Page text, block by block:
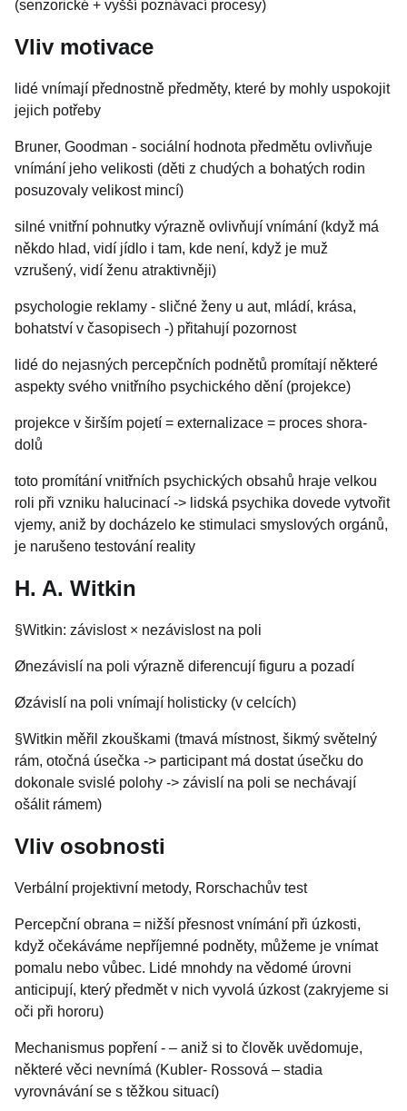
(senzorické + vyšší poznávací procesy)
Vliv motivace
lidé vnímají přednostně předměty, které by mohly uspokojit
jejich potřeby
Bruner, Goodman - sociální hodnota předmětu ovlivňuje
vnímání jeho velikosti (děti z chudých a bohatých rodin
posuzovaly velikost mincí)
silné vnitřní pohnutky výrazně ovlivňují vnímání (když má
někdo hlad, vidí jídlo i tam, kde není, když je muž
vzrušený, vidí ženu atraktivněji)
psychologie reklamy - sličné ženy u aut, mládí, krása,
bohatství v časopisech -) přitahují pozornost
lidé do nejasných percepčních podnětů promítají některé
aspekty svého vnitřního psychického dění (projekce)
projekce v širším pojetí = externalizace = proces shora-
dolů
toto promítání vnitřních psychických obsahů hraje velkou
roli při vzniku halucinací -> lidská psychika dovede vytvořit
vjemy, aniž by docházelo ke stimulaci smyslových orgánů,
je narušeno testování reality
H. A. Witkin
§Witkin: závislost × nezávislost na poli
Ønezávislí na poli výrazně diferencují figuru a pozadí
Øzávislí na poli vnímají holisticky (v celcích)
§Witkin měřil zkouškami (tmavá místnost, šikmý světelný
rám, otočná úsečka -> participant má dostat úsečku do
dokonale svislé polohy -> závislí na poli se nechávají
ošálit rámem)
Vliv osobnosti
Verbální projektivní metody, Rorschachův test
Percepční obrana = nižší přesnost vnímání při úzkosti,
když očekáváme nepříjemné podněty, můžeme je vnímat
pomalu nebo vůbec. Lidé mnohdy na vědomé úrovni
anticipují, který předmět v nich vyvolá úzkost (zakryjeme si
oči při hororu)
Mechanismus popření - – aniž si to člověk uvědomuje,
některé věci nevnímá (Kubler- Rossová – stadia
vyrovnávání se s těžkou situací)